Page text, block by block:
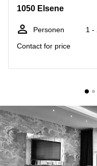
huren
Elsene
Brugge
Herentals
ruimtes te
Gent
Gent
Handelspand
te huur in
Hasselt
1050 Elsene
Personen
1 -
Contact for price